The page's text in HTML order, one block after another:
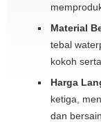
Material
tebal
kokoh
Harga
ketiga,
dan